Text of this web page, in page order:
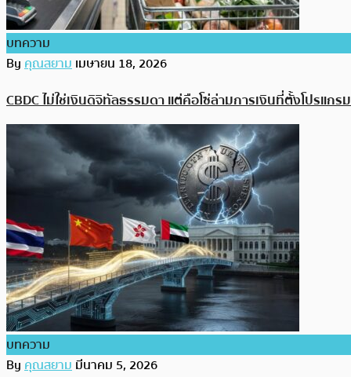
บทความ
Byคุณสยามเมษายน 18, 2026
CBDC ไม่ใช่เงินดิจิทัลธรรมดา แต่คือโซ่ล่ามการเงินที่ตั้งโปรแกร
บทความ
Byคุณสยามมีนาคม 5, 2026